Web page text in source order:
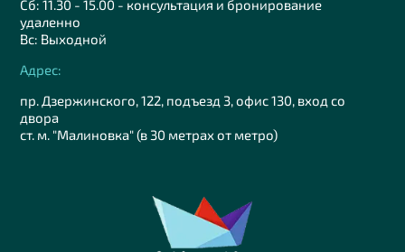
Сб: 11.30 - 15.00 - консультация и бронирование
удаленно
Вс: Выходной
Адрес:
пр. Дзержинского, 122, подъезд 3, офис 130, вход со
двора
ст. м. "Малиновка" (в 30 метрах от метро)